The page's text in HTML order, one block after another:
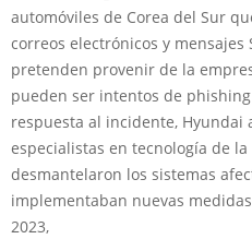
automóviles de Corea del Sur
correos electrónicos y mensajes
pretenden provenir de la
pueden ser intentos de
respuesta al incidente, Hyundai
especialistas en tecnología de
desmantelaron los sistemas
implementaban nuevas
2023,